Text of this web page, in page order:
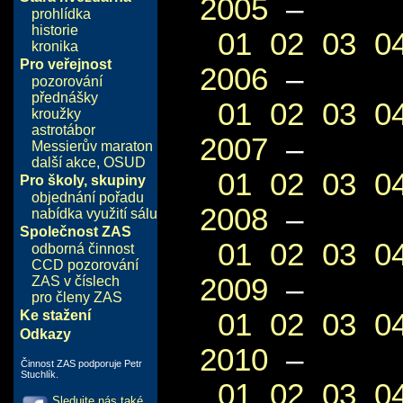
prohlídka
historie
kronika
Pro veřejnost
pozorování
přednášky
kroužky
astrotábor
Messierův maraton
další akce, OSUD
Pro školy, skupiny
objednání pořadu
nabídka využití sálu
Společnost ZAS
odborná činnost
CCD pozorování
ZAS v číslech
pro členy ZAS
Ke stažení
Odkazy
Činnost ZAS podporuje Petr
Stuchlík.
2005 –
01 02 03
2006 –
01 02 03
2007 –
01 02 03
2008 –
01 02 03
2009 –
01 02 03
2010 –
01 02 03